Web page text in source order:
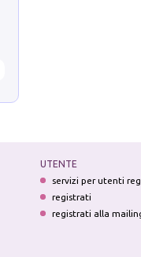
UTENTE
servizi per utenti
registrati
registrati alla